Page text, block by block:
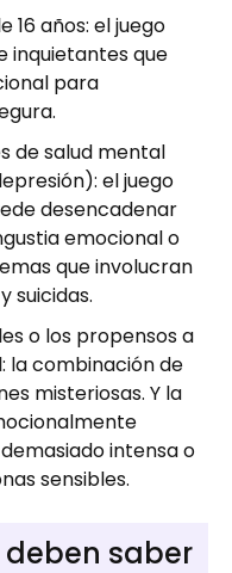
16 años: el juego
inquietantes que
para
de salud mental
el juego
desencadenar
emocional o
que involucran
suicidas.
o los propensos a
la combinación de
misteriosas. Y la
intensa o
sensibles.
deben saber